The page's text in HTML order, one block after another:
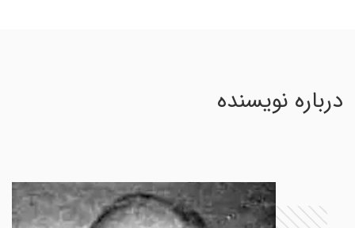
درباره نویسنده